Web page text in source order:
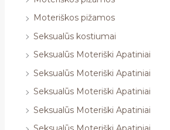
Moteriškos pižamos
Seksualūs kostiumai
Seksualūs Moteriški Apatiniai
Seksualūs Moteriški Apatiniai
Seksualūs Moteriški Apatiniai
Seksualūs Moteriški Apatiniai